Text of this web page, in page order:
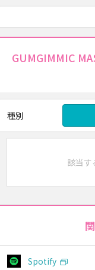
GUMGIMMIC
種別
該当す
Spotify